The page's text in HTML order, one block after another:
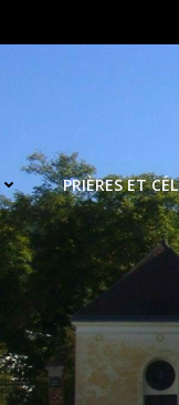
PRIÈRES ET